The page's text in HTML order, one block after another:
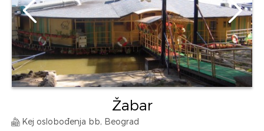
Žabar
Kej oslobođenja bb, Beograd